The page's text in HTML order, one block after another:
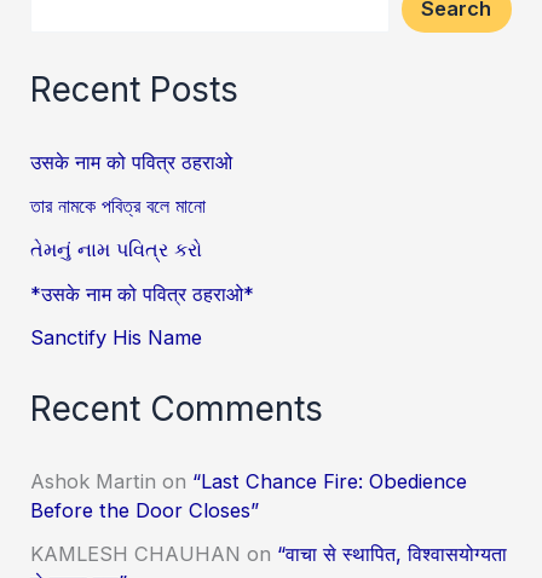
Search
Recent Posts
उसके नाम को पवित्र ठहराओ
তার নামকে পবিত্র বলে মানো
તેમનું નામ પવિત્ર કરો
*उसके नाम को पवित्र ठहराओ*
Sanctify His Name
Recent Comments
Ashok Martin on “Last Chance Fire: Obedience
Before the Door Closes”
KAMLESH CHAUHAN on “वाचा से स्थापित, विश्वासयोग्यता